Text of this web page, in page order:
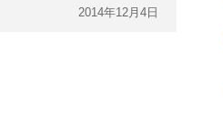
2014年12月4日